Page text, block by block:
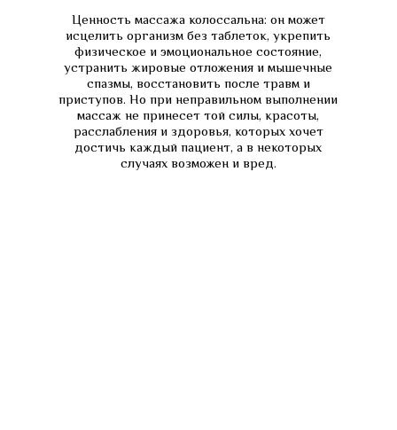
Ценность массажа колоссальна: он может
исцелить организм без таблеток, укрепить
физическое и эмоциональное состояние,
устранить жировые отложения и мышечные
спазмы, восстановить после травм и
приступов. Но при неправильном выполнении
массаж не принесет той силы, красоты,
расслабления и здоровья, которых хочет
достичь каждый пациент, а в некоторых
случаях возможен и вред.